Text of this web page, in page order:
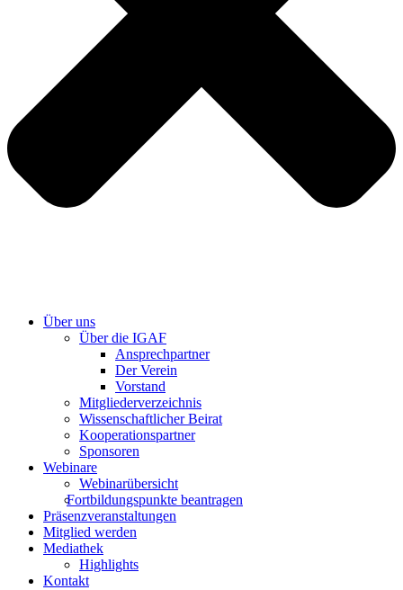
Über uns
Über die IGAF
Ansprechpartner
Der Verein
Vorstand
Mitgliederverzeichnis
Wissenschaftlicher Beirat
Kooperationspartner
Sponsoren
Webinare
Webinarübersicht
Fortbildungspunkte beantragen
Präsenzveranstaltungen
Mitglied werden
Mediathek
Highlights
Kontakt